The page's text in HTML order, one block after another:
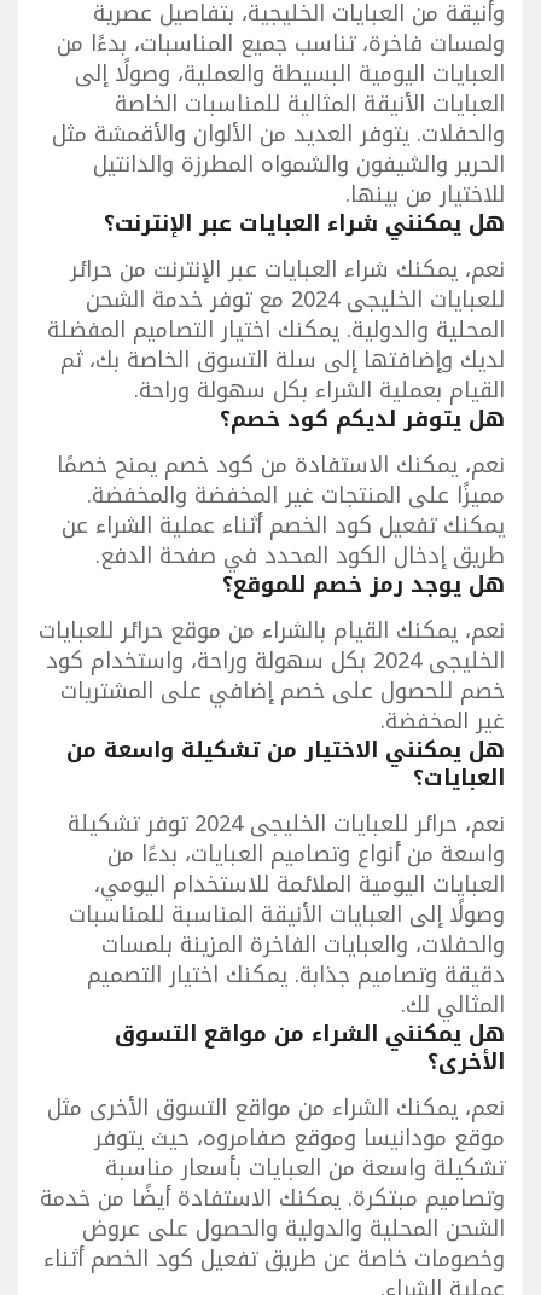
وأنيقة من العبايات الخليجية، بتفاصيل عصرية
ولمسات فاخرة، تناسب جميع المناسبات، بدءًا من
العبايات اليومية البسيطة والعملية، وصولًا إلى
العبايات الأنيقة المثالية للمناسبات الخاصة
والحفلات. يتوفر العديد من الألوان والأقمشة مثل
الحرير والشيفون والشمواه المطرزة والدانتيل
للاختيار من بينها.
هل يمكنني شراء العبايات عبر الإنترنت؟
نعم، يمكنك شراء العبايات عبر الإنترنت من حرائر
للعبايات الخليجى 2024 مع توفر خدمة الشحن
المحلية والدولية. يمكنك اختيار التصاميم المفضلة
لديك وإضافتها إلى سلة التسوق الخاصة بك، ثم
القيام بعملية الشراء بكل سهولة وراحة.
هل يتوفر لديكم كود خصم؟
نعم، يمكنك الاستفادة من كود خصم يمنح خصمًا
مميزًا على المنتجات غير المخفضة والمخفضة.
يمكنك تفعيل كود الخصم أثناء عملية الشراء عن
طريق إدخال الكود المحدد في صفحة الدفع.
هل يوجد رمز خصم للموقع؟
نعم، يمكنك القيام بالشراء من موقع حرائر للعبايات
الخليجى 2024 بكل سهولة وراحة، واستخدام كود
خصم للحصول على خصم إضافي على المشتريات
غير المخفضة.
هل يمكنني الاختيار من تشكيلة واسعة من
العبايات؟
نعم، حرائر للعبايات الخليجى 2024 توفر تشكيلة
واسعة من أنواع وتصاميم العبايات، بدءًا من
العبايات اليومية الملائمة للاستخدام اليومي،
وصولًا إلى العبايات الأنيقة المناسبة للمناسبات
والحفلات، والعبايات الفاخرة المزينة بلمسات
دقيقة وتصاميم جذابة. يمكنك اختيار التصميم
المثالي لك.
هل يمكنني الشراء من مواقع التسوق
الأخرى؟
نعم، يمكنك الشراء من مواقع التسوق الأخرى مثل
موقع مودانيسا وموقع صفامروه، حيث يتوفر
تشكيلة واسعة من العبايات بأسعار مناسبة
وتصاميم مبتكرة. يمكنك الاستفادة أيضًا من خدمة
الشحن المحلية والدولية والحصول على عروض
وخصومات خاصة عن طريق تفعيل كود الخصم أثناء